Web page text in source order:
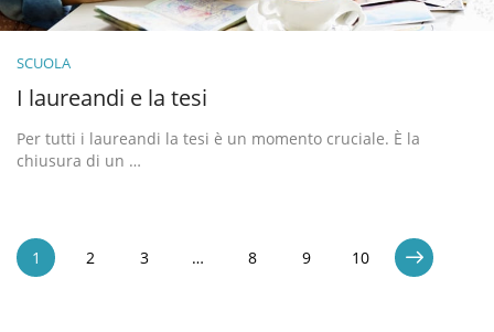
SCUOLA
I laureandi e la tesi
Per tutti i laureandi la tesi è un momento cruciale. È la
chiusura di un …
1 2 3 … 8 9 10